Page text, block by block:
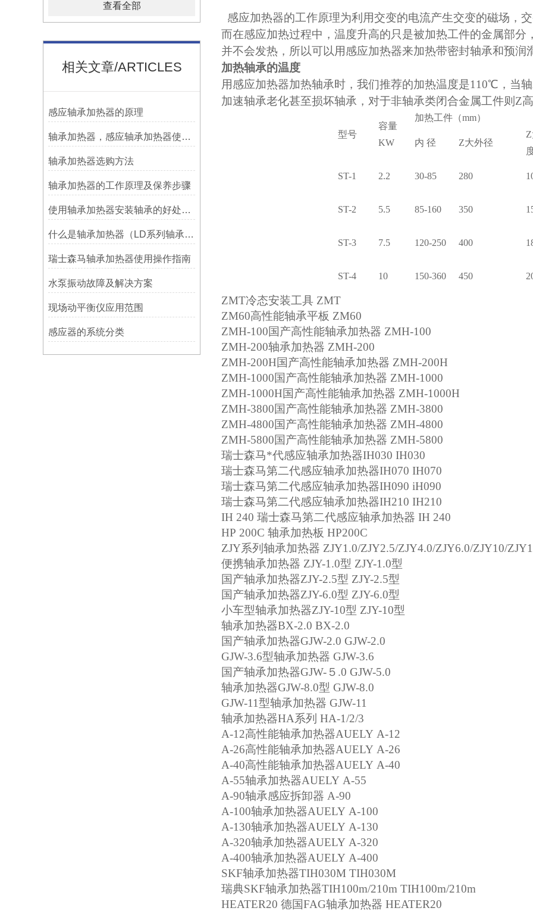
查看全部
相关文章/ARTICLES
感应轴承加热器的原理
轴承加热器，感应轴承加热器使用常见问题总结！
轴承加热器选购方法
轴承加热器的工作原理及保养步骤
使用轴承加热器安装轴承的好处及优势——宁波利德
什么是轴承加热器（LD系列轴承加热器）-宁波利德仪器
瑞士森马轴承加热器使用操作指南
水泵振动故障及解决方案
现场动平衡仪应用范围
感应器的系统分类
感应加热器的工作原理为利用交变的电流产生交变的磁场，
而在感应加热过程中，温度升高的只是被加热工件的金属部
并不会发热，所以可以用感应加热器来加热带密封轴承和预润
加热轴承的温度
用感应加热器加热轴承时，我们推荐的加热温度是110℃，当
加速轴承老化甚至损坏轴承，对于非轴承类闭合金属工件则Z
型号
容量
KW
加热工件（mm）
内 径 Z大外径
ST-1 2.2 30-85 280
ST-2 5.5 85-160 350
ST-3 7.5 120-250 400
ST-4 10 150-360 450
ZMT冷态安装工具 ZMT
ZM60高性能轴承平板 ZM60
ZMH-100国产高性能轴承加热器 ZMH-100
ZMH-200轴承加热器 ZMH-200
ZMH-200H国产高性能轴承加热器 ZMH-200H
ZMH-1000国产高性能轴承加热器 ZMH-1000
ZMH-1000H国产高性能轴承加热器 ZMH-1000H
ZMH-3800国产高性能轴承加热器 ZMH-3800
ZMH-4800国产高性能轴承加热器 ZMH-4800
ZMH-5800国产高性能轴承加热器 ZMH-5800
瑞士森马*代感应轴承加热器IH030 IH030
瑞士森马第二代感应轴承加热器IH070 IH070
瑞士森马第二代感应轴承加热器IH090 iH090
瑞士森马第二代感应轴承加热器IH210 IH210
IH 240 瑞士森马第二代感应轴承加热器 IH 240
HP 200C 轴承加热板 HP200C
ZJY系列轴承加热器 ZJY1.0/ZJY2.5/ZJY4.0/ZJY6.0/ZJY10/
便携轴承加热器 ZJY-1.0型 ZJY-1.0型
国产轴承加热器ZJY-2.5型 ZJY-2.5型
国产轴承加热器ZJY-6.0型 ZJY-6.0型
小车型轴承加热器ZJY-10型 ZJY-10型
轴承加热器BX-2.0 BX-2.0
国产轴承加热器GJW-2.0 GJW-2.0
GJW-3.6型轴承加热器 GJW-3.6
国产轴承加热器GJW- ５ .0 GJW-5.0
轴承加热器GJW-8.0型 GJW-8.0
GJW-11型轴承加热器 GJW-11
轴承加热器HA系列 HA-1/2/3
A-12高性能轴承加热器AUELY A-12
A-26高性能轴承加热器AUELY A-26
A-40高性能轴承加热器AUELY A-40
A-55轴承加热器AUELY A-55
A-90轴承感应拆卸器 A-90
A-100轴承加热器AUELY A-100
A-130轴承加热器AUELY A-130
A-320轴承加热器AUELY A-320
A-400轴承加热器AUELY A-400
SKF轴承加热器TIH030M TIH030M
瑞典SKF轴承加热器TIH100m/210m TIH100m/210m
HEATER20 德国FAG轴承加热器 HEATER20